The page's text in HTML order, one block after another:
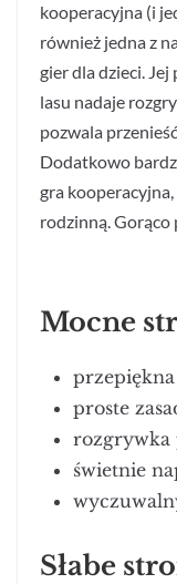
kooperacyjna (i
również jedna z
gier dla dzieci.
lasu nadaje
pozwala
Dodatkowo
gra
rodzinną. Gorąco
Mocne
przepiękna
proste
rozgrywka
świetnie
Słabe